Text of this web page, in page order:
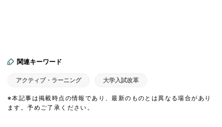
関連キーワード
アクティブ・ラーニング 大学入試改革
※本記事は掲載時点の情報であり、最新のものとは異なる場合があり
ます。予めご了承ください。